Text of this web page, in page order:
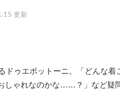
更新
ドゥエボットーニ。「どんな着
しゃれなのかな……？」など疑